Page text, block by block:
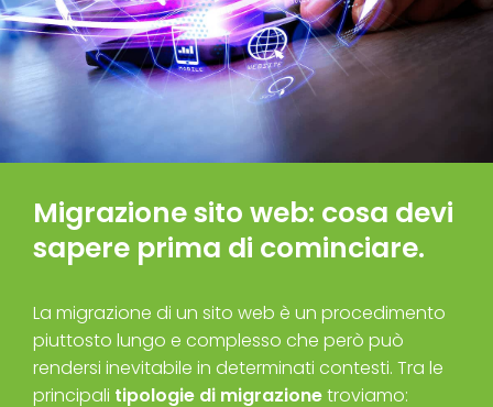
Migrazione sito web: cosa devi
sapere prima di cominciare.
La migrazione di un sito web è un procedimento
piuttosto lungo e complesso che però può
rendersi inevitabile in determinati contesti. Tra le
principali tipologie di migrazionetroviamo: